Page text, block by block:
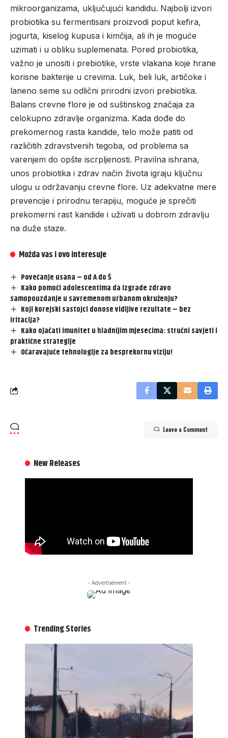
mikroorganizama, uključujući kandidu. Najbolji izvori
probiotika su fermentisani proizvodi poput kefira,
jogurta, kiselog kupusa i kimčija, ali ih je moguće
uzimati i u obliku suplemenata. Pored probiotika,
važno je unositi i prebiotike, vrste vlakana koje hrane
korisne bakterije u crevima. Luk, beli luk, artičoke i
laneno seme su odlični prirodni izvori prebiotika.
Balans crevne flore je od suštinskog značaja za
celokupno zdravlje organizma. Kada dođe do
prekomernog rasta kandide, telo može patiti od
različitih zdravstvenih tegoba, od problema sa
varenjem do opšte iscrpljenosti. Pravilna ishrana,
unos probiotika i zdrav način života igraju ključnu
ulogu u održavanju crevne flore. Uz adekvatne mere
prevencije i prirodnu terapiju, moguće je sprečiti
prekomerni rast kandide i uživati u dobrom zdravlju
na duže staze.
Možda vas i ovo interesuje
Povećanje usana – od A do Š
Kako pomoći adolescentima da izgrade zdravo
samopouzdanje u savremenom urbanom okruženju?
Koji korejski sastojci donose vidljive rezultate – bez
iritacija?
Kako ojačati imunitet u hladnijim mjesecima: stručni savjeti i
praktične strategije
Očaravajuće tehnologije za besprekornu viziju!
Leave a Comment
New Releases
- Advertisement -
Trending Stories